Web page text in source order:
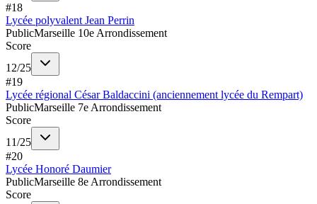
#18
Lycée polyvalent Jean Perrin
PublicMarseille 10e Arrondissement
Score
12/25
#19
Lycée régional César Baldaccini (anciennement lycée du Rempart)
PublicMarseille 7e Arrondissement
Score
11/25
#20
Lycée Honoré Daumier
PublicMarseille 8e Arrondissement
Score